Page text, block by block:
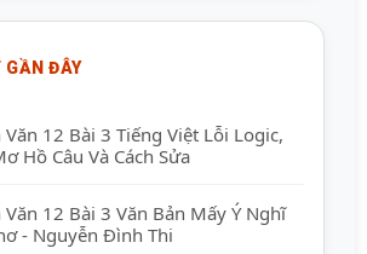
GẦN ĐÂY
Văn 12 Bài 3 Tiếng Việt Lỗi Logic,
Hồ Câu Và Cách Sửa
Văn 12 Bài 3 Văn Bản Mấy Ý Nghĩ
- Nguyễn Đình Thi